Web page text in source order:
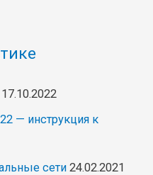
17.10.2022
— инструкция к
сети 24.02.2021